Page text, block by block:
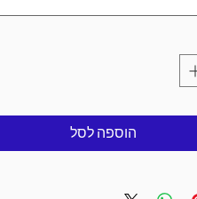
הוספה לסל